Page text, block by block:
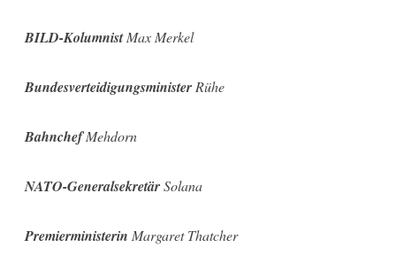
BILD-KolumnistMax Merkel
Bundesverteidigungsminister Rühe
BahnchefMehdorn
NATO-GeneralsekretärSolana
Premierministerin Margaret Thatcher